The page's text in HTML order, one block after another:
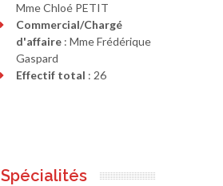
Mme Chloé PETIT
Commercial/Chargé
d'affaire : Mme Frédérique
Gaspard
Effectif total : 26
Spécialités